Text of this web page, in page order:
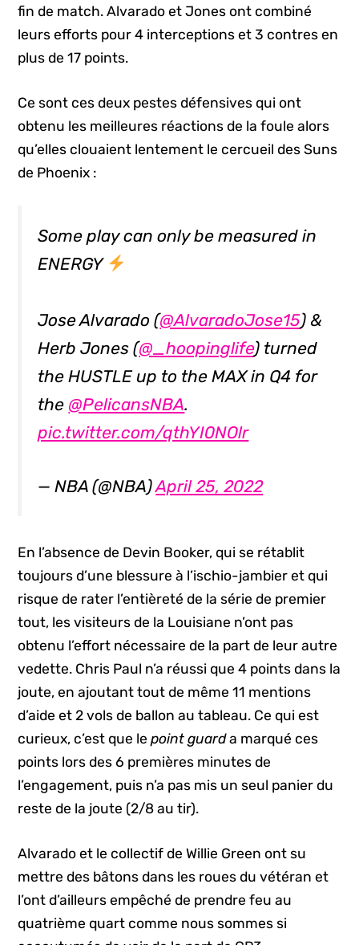
fin de match. Alvarado et Jones ont combiné
leurs efforts pour 4 interceptions et 3 contres en
plus de 17 points.
Ce sont ces deux pestes défensives qui ont
obtenu les meilleures réactions de la foule alors
qu’elles clouaient lentement le cercueil des Suns
de Phoenix :
Some play can only be measured in
ENERGY
Jose Alvarado (@AlvaradoJose15) &
Herb Jones (@_hoopinglife) turned
the HUSTLE up to the MAX in Q4 for
the @PelicansNBA.
pic.twitter.com/qthYI0NOlr
— NBA (@NBA)April 25, 2022
En l’absence de Devin Booker, qui se rétablit
toujours d’une blessure à l’ischio-jambier et qui
risque de rater l’entièreté de la série de premier
tout, les visiteurs de la Louisiane n’ont pas
obtenu l’effort nécessaire de la part de leur autre
vedette. Chris Paul n’a réussi que 4 points dans la
joute, en ajoutant tout de même 11 mentions
d’aide et 2 vols de ballon au tableau. Ce qui est
curieux, c’est que lepoint guarda marqué ces
points lors des 6 premières minutes de
l’engagement, puis n’a pas mis un seul panier du
reste de la joute (2/8 au tir).
Alvarado et le collectif de Willie Green ont su
mettre des bâtons dans les roues du vétéran et
l’ont d’ailleurs empêché de prendre feu au
quatrième quart comme nous sommes si